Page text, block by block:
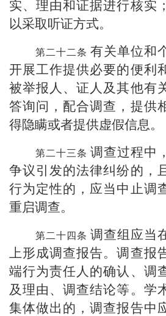
实、理由和证据进行核实
以采取听证方式。
有关单位和
开展工作提供必要的便利
被举报人、证人及其他有
答询问，配合调查，提供
得隐瞒或者提供虚假信息。
调查过程中
争议引发的法律纠纷的，
行为定性的，应当中止调
重启调查。
调查组应当
上形成调查报告。调查报
端行为责任人的确认、调
及理由、调查结论等。学
集体做出的，调查报告中